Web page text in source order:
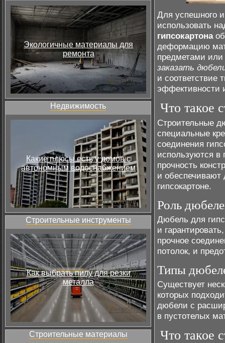
Экологичные материалы для
ремонта
Недвижимость
Какие плюсы есть у домов с
автономным водоснабжением
Строительные инструменты
Как выбрать пилу для резки
металла
Строительные материалы
Для успешного и
использовать
гипсокартона
деформацию
предметами
заказать
и соответствие
эффективности
Что такое
Строительные
специальные
соединения
используются в
прочность
и обеспечивают
гипсокартоне.
Роль
Дюбель для
и
прочное
потолок, и
Типы
Существует
которых
дюбели с
в пустотелых
Что такое